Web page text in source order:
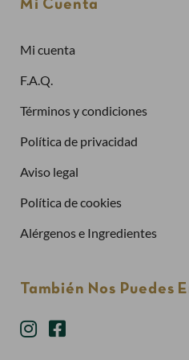
Mi Cuenta
Mi cuenta
F.A.Q.
Términos y condiciones
Política de privacidad
Aviso legal
Política de cookies
Alérgenos e Ingredientes
También Nos Puedes